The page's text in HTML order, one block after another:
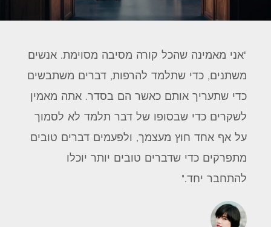
"אני מאמינה שהכל קורה מסיבה מסוימת. אנשים
משתנים, כדי שתלמד להרפות, דברים משתבשים
כדי שתעריך אותם כאשר הם בסדר. אתה מאמין
לשקרים כדי שבסופו של דבר תלמד לא לסמוך
על אף אחד חוץ מעצמך, ולפעמים דברים טובים
מתפרקים כדי שדברים טובים יותר יוכלו
להתחבר יחד."